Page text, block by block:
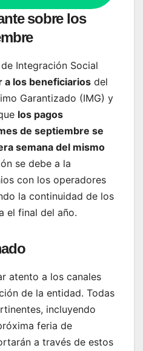
sobre los
Integración Social
a los beneficiarios del
Garantizado (IMG) y
los pagos
de septiembre se
semana del mismo
se debe a la
con los operadores
la continuidad de los
el final del año.
atento a los canales
de la entidad. Todas
incluyendo
feria de
a través de estos